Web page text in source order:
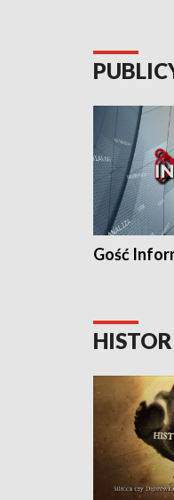
Gość